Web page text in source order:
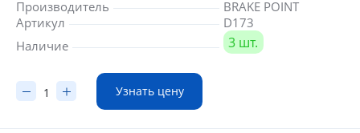
Производитель
BRAKE POINT
Артикул
D173
Наличие
3 шт.
Узнать цену